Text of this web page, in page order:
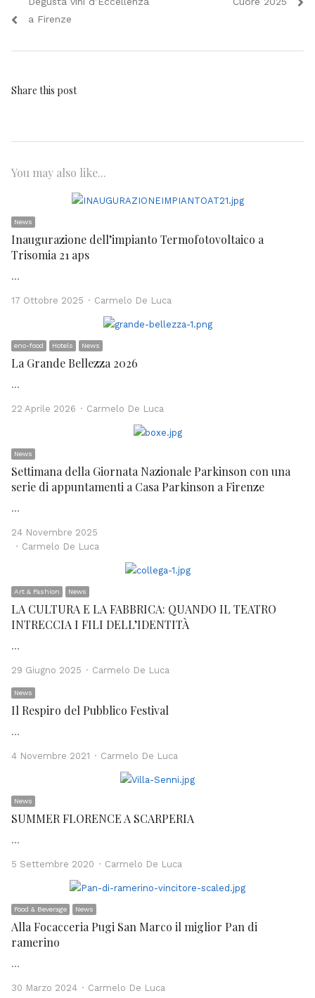
a Firenze
Share this post
You may also like...
News
Inaugurazione dell’impianto Termofotovoltaico a
Trisomia 21 aps
…
17 Ottobre 2025 Author
Carmelo De Luca
eno-food Hotels News
La Grande Bellezza 2026
…
22 Aprile 2026 Author
Carmelo De Luca
News
Settimana della Giornata Nazionale Parkinson con una
serie di appuntamenti a Casa Parkinson a Firenze
…
24 Novembre 2025
Author
Carmelo De Luca
Art & Fashion News
LA CULTURA E LA FABBRICA: QUANDO IL TEATRO
INTRECCIA I FILI DELL’IDENTITÀ
…
29 Giugno 2025 Author
Carmelo De Luca
News
Il Respiro del Pubblico Festival
…
4 Novembre 2021 Author
Carmelo De Luca
News
SUMMER FLORENCE A SCARPERIA
…
5 Settembre 2020 Author
Carmelo De Luca
Food & Beverage News
Alla Focacceria Pugi San Marco il miglior Pan di
ramerino
…
30 Marzo 2024 Author
Carmelo De Luca